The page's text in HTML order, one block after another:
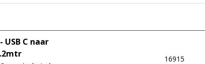
USB C naar
16915